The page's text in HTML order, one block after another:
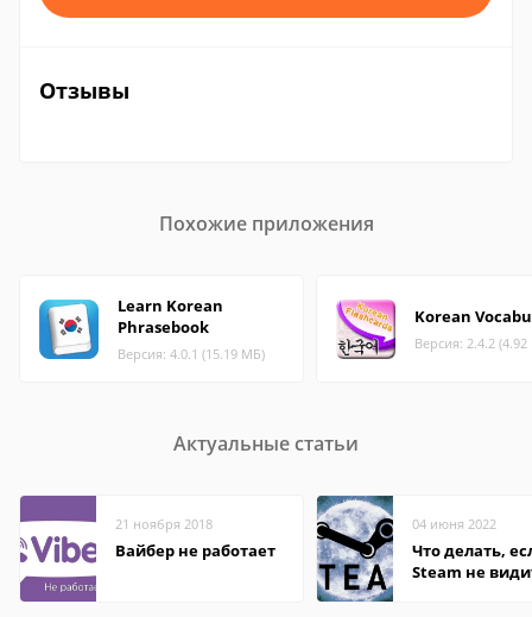
Отзывы
Похожие приложения
Learn Korean
Phrasebook
Версия: 4.0.1 (15.19 МБ)
Korean
Версия: 2.4.2
Актуальные статьи
21 ноября 2018
Вайбер не работает
04 июня 2022
Что делать,
Steam не